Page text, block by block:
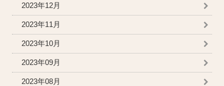
2023年12月
2023年11月
2023年10月
2023年09月
2023年08月